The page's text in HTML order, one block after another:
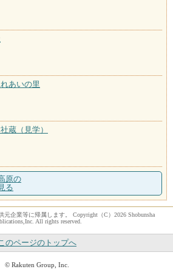
あいの里
蔵（見学）
原の
る
企業等に帰属します。 Copyright（C）2026 Shobunsha
All rights reserved.
このページのトップへ
© Rakuten Group, Inc.